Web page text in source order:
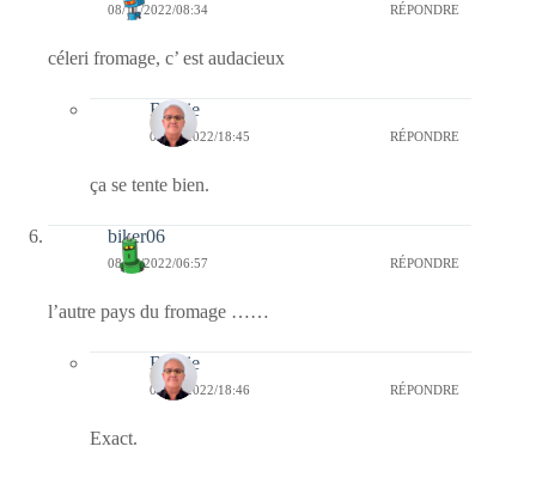
08/11/2022/08:34 RÉPONDRE
céleri fromage, c’ est audacieux
Bernie
08/11/2022/18:45 RÉPONDRE
ça se tente bien.
biker06
08/11/2022/06:57 RÉPONDRE
l’autre pays du fromage ……
Bernie
08/11/2022/18:46 RÉPONDRE
Exact.